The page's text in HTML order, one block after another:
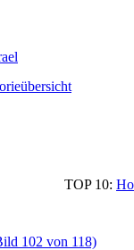
TOP 10:
102 von 118)